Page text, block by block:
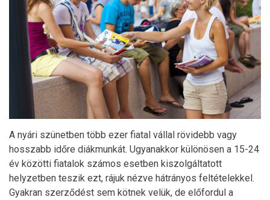
A nyári szünetben több ezer fiatal vállal rövidebb vagy
hosszabb időre diákmunkát. Ugyanakkor különösen a 15-24
év közötti fiatalok számos esetben kiszolgáltatott
helyzetben teszik ezt, rájuk nézve hátrányos feltételekkel.
Gyakran szerződést sem kötnek velük, de előfordul a